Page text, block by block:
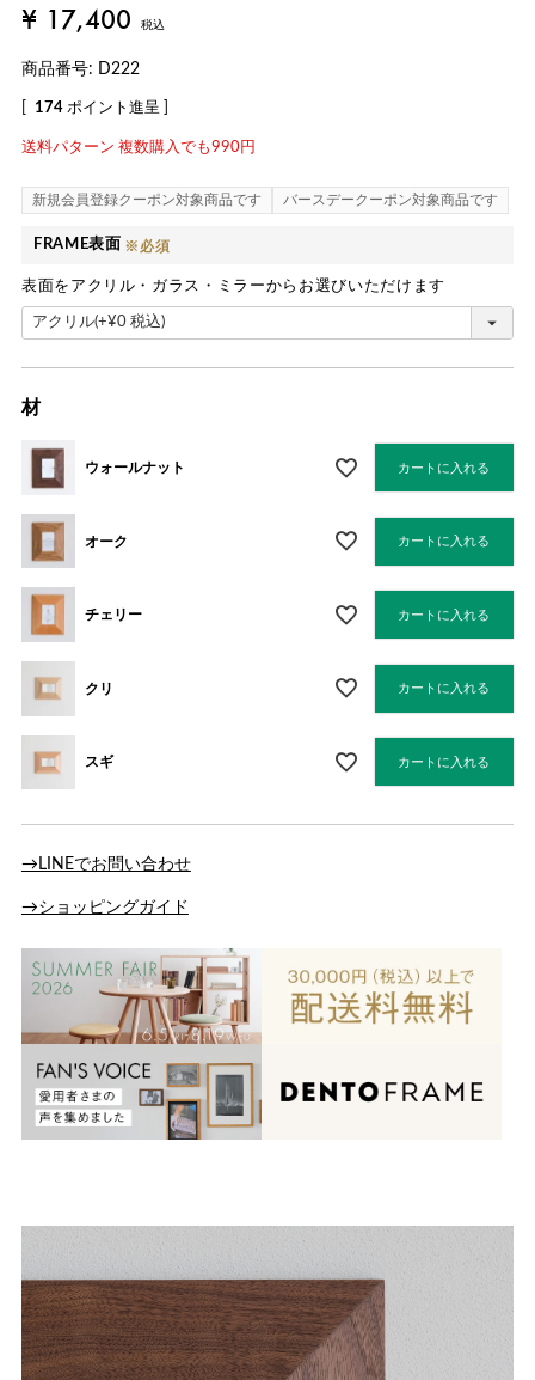
¥ 17,400 税込
商品番号 D222
174 ポイント進呈 ]
送料パターン 複数購入でも990円
新規会員登録クーポン対象商品です バースデークーポン対象商品です
FRAME表面
表面をアクリル・ガラス・ミラーからお選びいただけます
材
ウォールナット カートに入れる
オーク カートに入れる
チェリー カートに入れる
クリ カートに入れる
スギ カートに入れる
→LINEでお問い合わせ
→ショッピングガイド